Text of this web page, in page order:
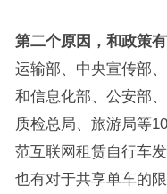
第二个原因，和政策有
运输部、中央宣传部
和信息化部、公安部
质检总局、旅游局等
范互联网租赁自行车
也有对于共享单车的